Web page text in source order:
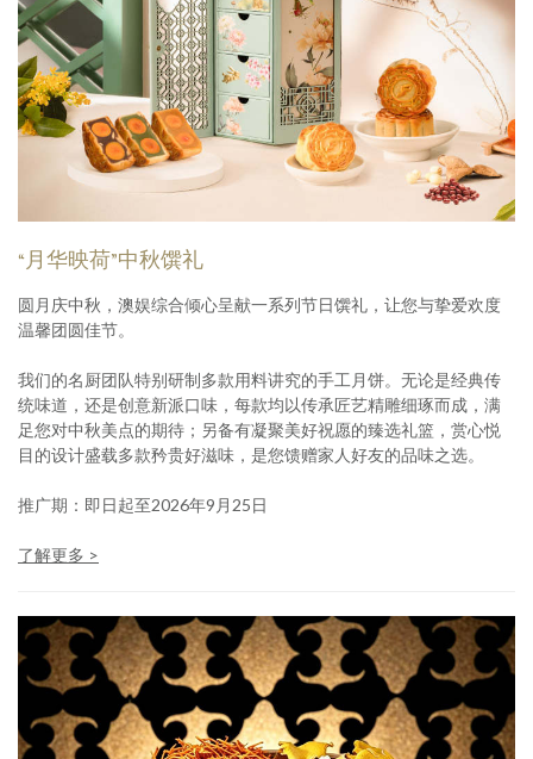
“月华映荷”中秋馔礼
圆月庆中秋，澳娱综合倾心呈献一系列节日馔礼，让您与挚爱欢度
温馨团圆佳节。
我们的名厨团队特别研制多款用料讲究的手工月饼。无论是经典传
统味道，还是创意新派口味，每款均以传承匠艺精雕细琢而成，满
足您对中秋美点的期待；另备有凝聚美好祝愿的臻选礼篮，赏心悦
目的设计盛载多款矜贵好滋味，是您馈赠家人好友的品味之选。
推广期：即日起至2026年9月25日
了解更多 >